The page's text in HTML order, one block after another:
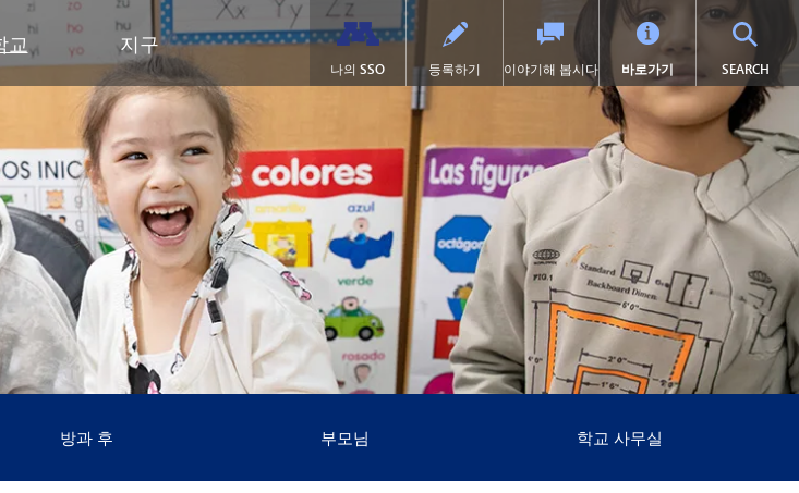
이집
~5학년)
고등학교 (9~12학년)
학술적 수상 내역
대학 선이수 과정(AP)
캡스톤
미술
졸업 요건
국제 바칼로레아(IB)
국제학
언어 몰입 교육 (9~12학년)
미네토카 연구소
주요 분야: 항공, 자동차, 건설
중학교 (6~8학년)
학술적 수상 내역
강좌 안내
언어 몰입 교육 (6~8학년)
별 활동
창단(새 창/탭에서 열림)
(새 창/탭에서 열림)
케스트라(새 창/탭에서 열림)
장(새 창/탭에서 열림)
에서 열림)
시설
자주 묻는 질문
연락처
등록(새 창/탭에서 열림)
스포츠
스포츠 소식
티켓
교
중학교
동부 중학교
웨스트 중학교
고등학교
미네토카 고등학교
전환 교육
SAIL 전환 프로그램
이러닝
톤카 온라인
지구
파트너
후원회
사례
다이아몬드 클럽 (새 창/탭에서 열림)
가족 협력 프로그램
미네토카 동창회
미네토카 재단
스키퍼스 후원회
톤카 CARES
톤카 프라이드
프로그램
1:1 아이패드 정보
제504조
학교 폭력 예방
디지털 헬스 & 웰니스
영어 학습자 (EL)
보건 서비스
집에 갇힌
맥키니-벤토 지원 대상 학생
미네톤카 아메리칸 인디언 교육
프로그램
나의 SSO 등록하기 이야기해 봅시다 바로가기 SEARCH
방과 후 부모님 학교 사무실